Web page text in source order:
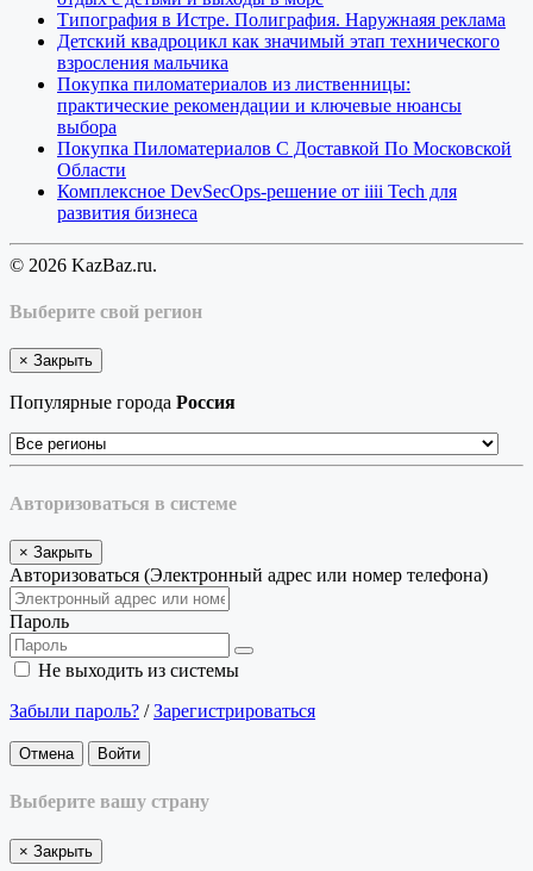
Типография в Истре. Полиграфия. Наружнаяя реклама
Детский квадроцикл как значимый этап технического
взросления мальчика
Покупка пиломатериалов из лиственницы:
практические рекомендации и ключевые нюансы
выбора
Покупка Пиломатериалов С Доставкой По Московской
Области
Комплексное DevSecOps-решение от iiii Tech для
развития бизнеса
© 2026 KazBaz.ru.
Выберите свой регион
× Закрыть
Популярные города Россия
Авторизоваться в системе
× Закрыть
Авторизоваться (Электронный адрес или номер телефона)
Пароль
Не выходить из системы
Забыли пароль? /Зарегистрироваться
Отмена Войти
Выберите вашу страну
× Закрыть